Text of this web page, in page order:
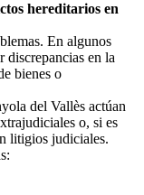
hereditarios en
En algunos
discrepancias en la
bienes o
del Vallès actúan
o, si es
litigios judiciales.